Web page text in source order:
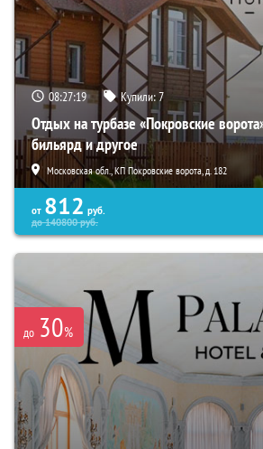
08:27:18 Купили:7
Отдых на турбазе «Покровские
бильярд и другое
Московская обл., КП Покровские ворота, д. 182
от 812 руб.
до140800руб.
до 30%